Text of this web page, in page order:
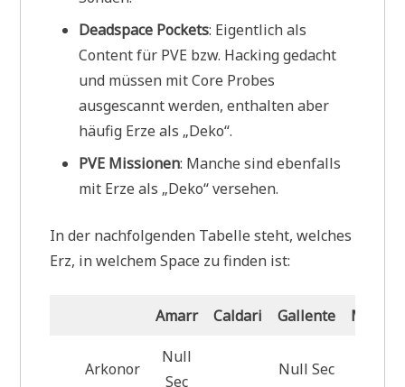
Deadspace Pockets: Eigentlich als
Content für PVE bzw. Hacking gedacht
und müssen mit Core Probes
ausgescannt werden, enthalten aber
häufig Erze als „Deko“.
PVE Missionen: Manche sind ebenfalls
mit Erze als „Deko“ versehen.
In der nachfolgenden Tabelle steht, welches
Erz, in welchem Space zu finden ist:
Amarr Caldari Gallente
Arkonor
Null
Sec
Null Sec